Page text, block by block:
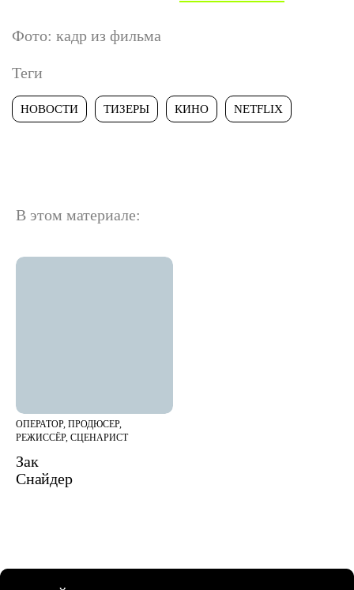
Фото: кадр из фильма
Теги
НОВОСТИ ТИЗЕРЫ КИНО NETFLIX
В этом материале:
ОПЕРАТОР, ПРОДЮСЕР,
РЕЖИССЁР, СЦЕНАРИСТ
Зак
Снайдер